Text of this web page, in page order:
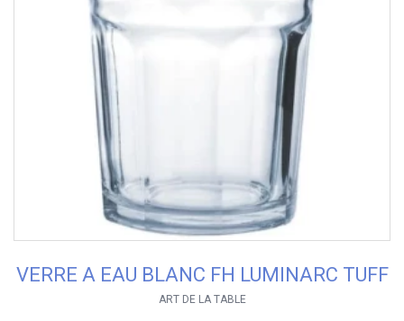
VERRE A EAU BLANC FH LUMINARC TUFF
ART DE LA TABLE